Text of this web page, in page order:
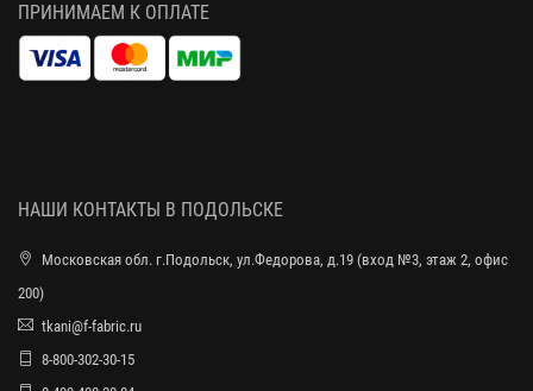
ПРИНИМАЕМ К ОПЛАТЕ
НАШИ КОНТАКТЫ В ПОДОЛЬСКЕ
Московская обл. г.Подольск, ул.Федорова, д.19 (вход №3, этаж 2, офис
200)
tkani@f-fabric.ru
8-800-302-30-15